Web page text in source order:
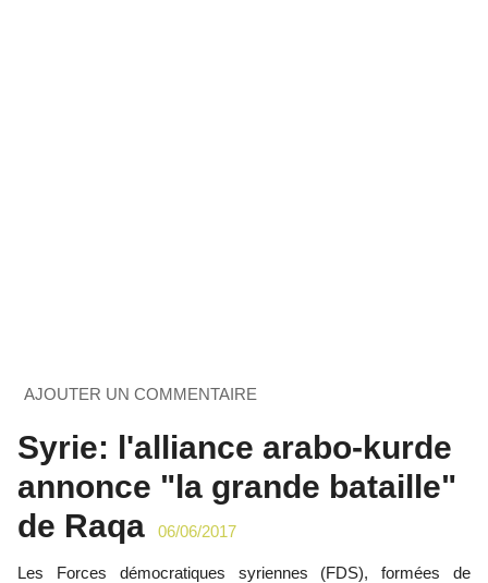
AJOUTER UN COMMENTAIRE
Syrie: l'alliance arabo-kurde
annonce "la grande bataille"
de Raqa
06/06/2017
Les Forces démocratiques syriennes (FDS), formées de